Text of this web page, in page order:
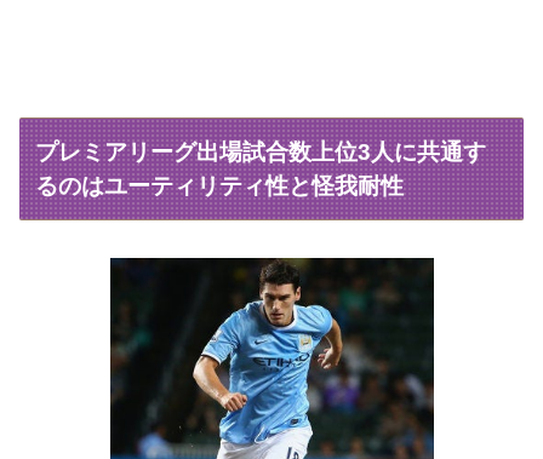
プレミアリーグ出場試合数上位3人に共通す
るのはユーティリティ性と怪我耐性